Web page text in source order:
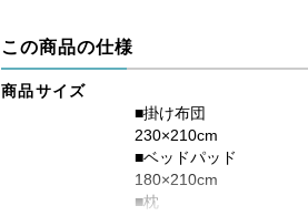
この商品の仕様
商品サイズ
■掛け布団
230×210cm
■ベッドパッド
180×210cm
■枕